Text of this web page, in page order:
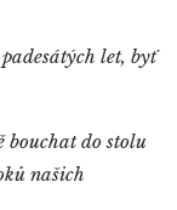
let, byť
bouchat do stolu
našich